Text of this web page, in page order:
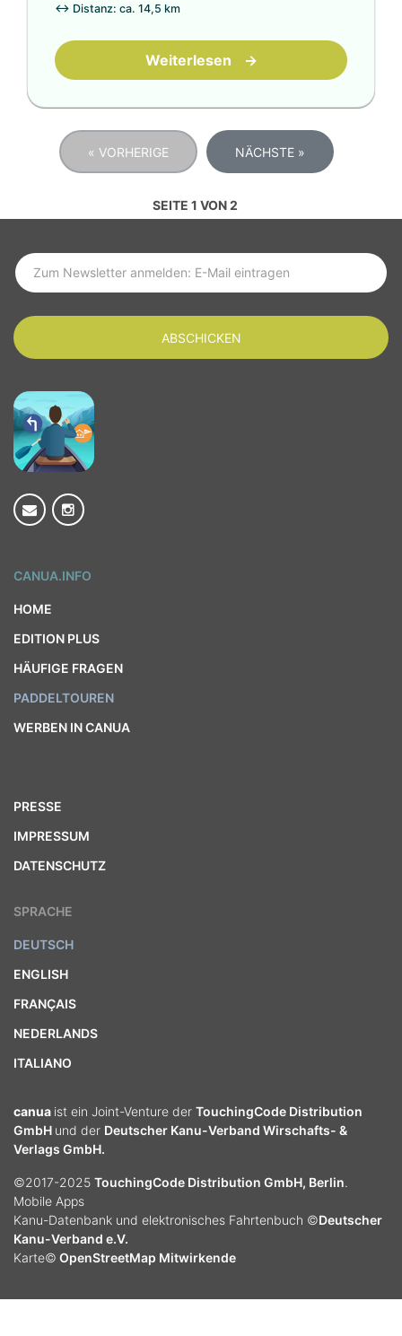
↔ Distanz: ca. 14,5 km
Weiterlesen →
« VORHERIGE NÄCHSTE »
SEITE 1 VON 2
SUBSCRIBE TO LATEST NEWS
ABSCHICKEN
CANUA.INFO
HOME
EDITION PLUS
HÄUFIGE FRAGEN
PADDELTOUREN
WERBEN IN CANUA
PRESSE
IMPRESSUM
DATENSCHUTZ
SPRACHE
DEUTSCH
ENGLISH
FRANÇAIS
NEDERLANDS
ITALIANO
canua ist ein Joint-Venture der TouchingCode Distribution
GmbH und der Deutscher Kanu-Verband Wirschafts- &
Verlags GmbH.
©2017-2025 TouchingCode Distribution GmbH, Berlin.
Mobile Apps
Kanu-Datenbank und elektronisches Fahrtenbuch ©Deutscher
Kanu-Verband e.V.
Karte© OpenStreetMap Mitwirkende